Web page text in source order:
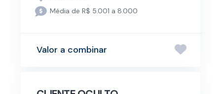
Média de R$ 5.001 a 8.000
Valor a combinar